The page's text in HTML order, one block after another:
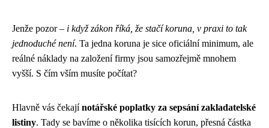
Jenže pozor – i když zákon říká, že stačí koruna, v praxi to tak
jednoduché není. Ta jedna koruna je sice oficiální minimum, ale
reálné náklady na založení firmy jsou samozřejmě mnohem
vyšší. S čím vším musíte počítat?
Hlavně vás čekajínotářské poplatky za sepsání zakladatelské
listiny. Tady se bavíme o několika tisících korun, přesná částka